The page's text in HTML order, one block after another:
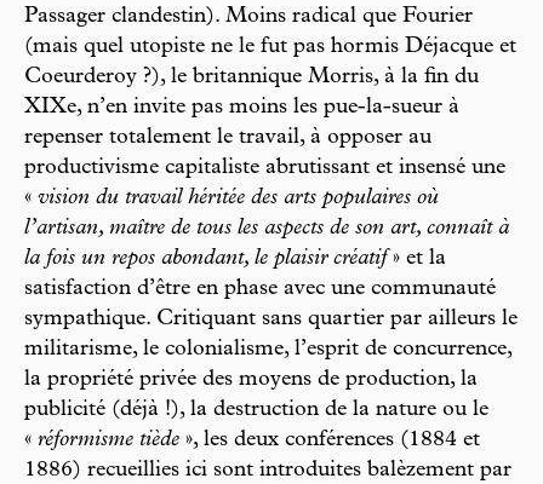
Passager clandestin). Moins radical que Fourier
(mais quel utopiste ne le fut pas hormis Déjacque et
Coeurderoy ?), le britannique Morris, à la fin du
XIXe, n’en invite pas moins les pue-la-sueur à
repenser totalement le travail, à opposer au
productivisme capitaliste abrutissant et insensé une
« vision du travail héritée des arts populaires où
l’artisan, maître de tous les aspects de son art, connaît à
la fois un repos abondant, le plaisir créatif» et la
satisfaction d’être en phase avec une communauté
sympathique. Critiquant sans quartier par ailleurs le
militarisme, le colonialisme, l’esprit de concurrence,
la propriété privée des moyens de production, la
publicité (déjà !), la destruction de la nature ou le
« réformisme tiède », les deux conférences (1884 et
1886) recueillies ici sont introduites balèzement par